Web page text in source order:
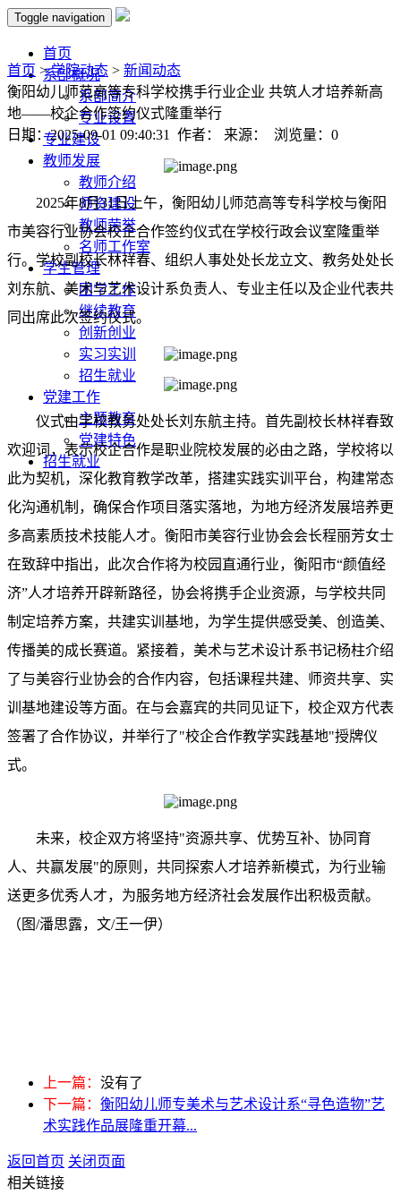
Toggle navigation
首页
系部概况
系部简介
专业设置
专业建设
教师发展
教师介绍
师资建设
教师荣誉
名师工作室
学生管理
团学工作
继续教育
创新创业
实习实训
招生就业
党建工作
主题教育
党建特色
招生就业
首页 >学院动态 > 新闻动态
衡阳幼儿师范高等专科学校携手行业企业 共筑人才培养新高
地——校企合作签约仪式隆重举行
日期：2025-09-01 09:40:31 作者： 来源： 浏览量： 0
2025年8月31日上午，衡阳幼儿师范高等专科学校与衡阳
市美容行业协会校企合作签约仪式在学校行政会议室隆重举
行。学校副校长林祥春、组织人事处处长龙立文、教务处处长
刘东航、美术与艺术设计系负责人、专业主任以及企业代表共
同出席此次签约仪式。
仪式由学校教务处处长刘东航主持。首先副校长林祥春致
欢迎词，表示校企合作是职业院校发展的必由之路，学校将以
此为契机，深化教育教学改革，搭建实践实训平台，构建常态
化沟通机制，确保合作项目落实落地，为地方经济发展培养更
多高素质技术技能人才。衡阳市美容行业协会会长程丽芳女士
在致辞中指出，此次合作将为校园直通行业，衡阳市“颜值经
济”人才培养开辟新路径，协会将携手企业资源，与学校共同
制定培养方案，共建实训基地，为学生提供感受美、创造美、
传播美的成长赛道。紧接着，美术与艺术设计系书记杨柱介绍
了与美容行业协会的合作内容，包括课程共建、师资共享、实
训基地建设等方面。在与会嘉宾的共同见证下，校企双方代表
签署了合作协议，并举行了"校企合作教学实践基地"授牌仪
式。
未来，校企双方将坚持"资源共享、优势互补、协同育
人、共赢发展"的原则，共同探索人才培养新模式，为行业输
送更多优秀人才，为服务地方经济社会发展作出积极贡献。
（图/潘思露，文/王一伊）
上一篇： 没有了
下一篇： 衡阳幼儿师专美术与艺术设计系“寻色造物”艺
术实践作品展隆重开幕...
返回首页 关闭页面
相关链接